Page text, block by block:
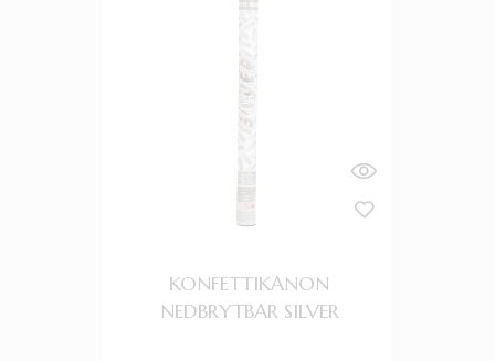
KONFETTIKANON
NEDBRYTBAR SILVER